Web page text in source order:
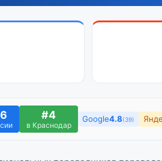
#4
в Краснодар
Google4.8(39)